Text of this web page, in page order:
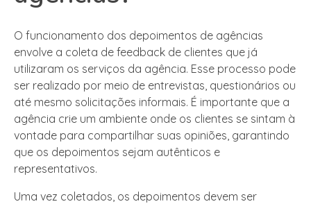
O funcionamento dos depoimentos de agências
envolve a coleta de feedback de clientes que já
utilizaram os serviços da agência. Esse processo pode
ser realizado por meio de entrevistas, questionários ou
até mesmo solicitações informais. É importante que a
agência crie um ambiente onde os clientes se sintam à
vontade para compartilhar suas opiniões, garantindo
que os depoimentos sejam autênticos e
representativos.
Uma vez coletados, os depoimentos devem ser